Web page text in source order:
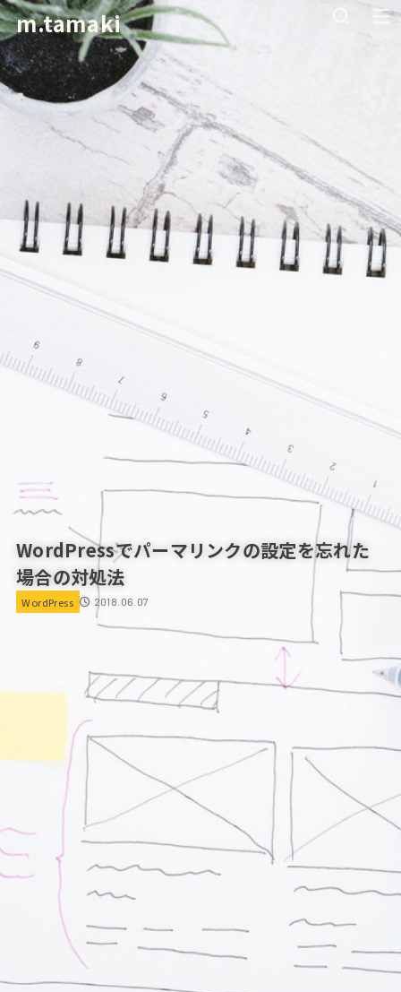
m.tamaki
WordPressでパーマリンクの設定を忘れた
場合の対処法
WordPress 2018.06.07